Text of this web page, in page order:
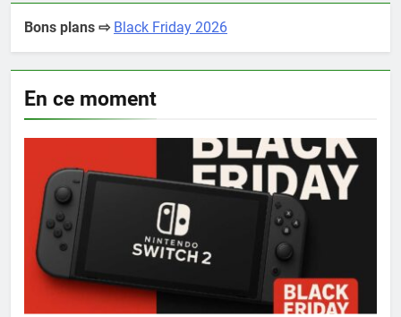
Bons plans ⇨ Black Friday 2026
En ce moment